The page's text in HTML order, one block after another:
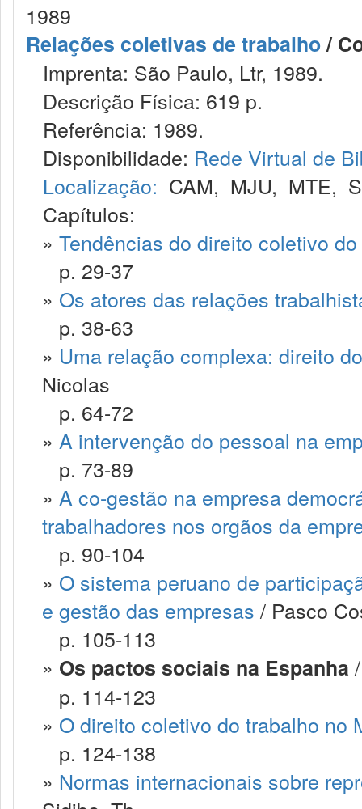
1989
Relações coletivas de trabalho/
Imprenta: São Paulo, Ltr, 1989.
Descrição Física: 619 p.
Referência: 1989.
Disponibilidade: Rede Virtual de
Localização: CAM, MJU, MTE,
Capítulos:
» Tendências do direito coletivo
p. 29-37
» Os atores das relações
p. 38-63
» Uma relação complexa: direito
Nicolas
p. 64-72
» A intervenção do pessoal na
p. 73-89
» A co-gestão na empresa
trabalhadores nos orgãos da
p. 90-104
» O sistema peruano de
e gestão das empresas / Pasco
p. 105-113
» Os pactos sociais na Espanha
p. 114-123
» O direito coletivo do trabalho no
p. 124-138
» Normas internacionais sobre